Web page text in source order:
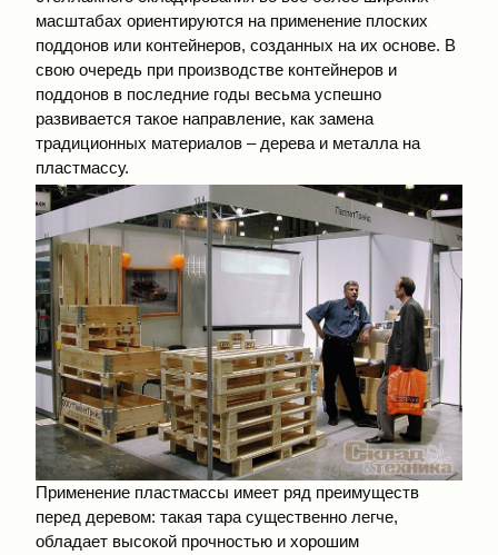
масштабах ориентируются на применение плоских
поддонов или контейнеров, созданных на их основе. В
свою очередь при производстве контейнеров и
поддонов в последние годы весьма успешно
развивается такое направление, как замена
традиционных материалов – дерева и металла на
пластмассу.
Применение пластмассы имеет ряд преимуществ
перед деревом: такая тара существенно легче,
обладает высокой прочностью и хорошим